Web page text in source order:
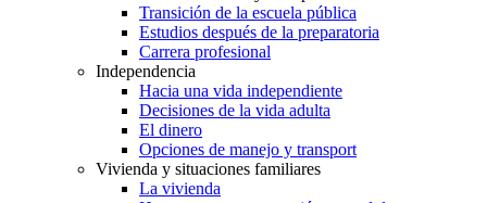
Transición de la escuela pública
Estudios después de la preparatoria
Carrera profesional
Independencia
Hacia una vida independiente
Decisiones de la vida adulta
El dinero
Opciones de manejo y transport
Vivienda y situaciones familiares
La vivienda